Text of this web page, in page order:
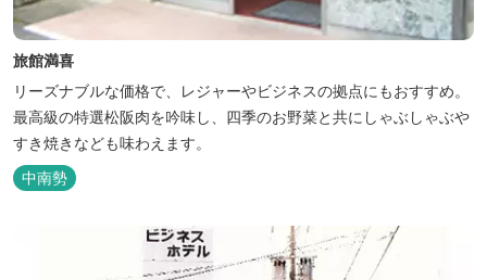
旅館満喜
リーズナブルな価格で、レジャーやビジネスの拠点にもおすすめ。
最高級の特選松阪肉を吟味し、四季のお野菜と共にしゃぶしゃぶや
すき焼きなども味わえます。
中南勢